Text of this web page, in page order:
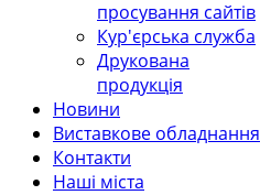
просування сайтів
Кур'єрська служба
Друкована
продукція
Новини
Виставкове обладнання
Контакти
Наші міста